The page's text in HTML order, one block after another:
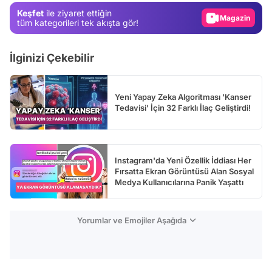
Keşfet ile ziyaret ettiğin
tüm kategorileri tek akışta gör!
Video
İlginizi Çekebilir
Yeni Yapay Zeka Algoritması 'Kanser
Tedavisi' İçin 32 Farklı İlaç Geliştirdi!
Instagram'da Yeni Özellik İddiası Her
Fırsatta Ekran Görüntüsü Alan Sosyal
Medya Kullanıcılarına Panik Yaşattı
Yorumlar ve Emojiler Aşağıda